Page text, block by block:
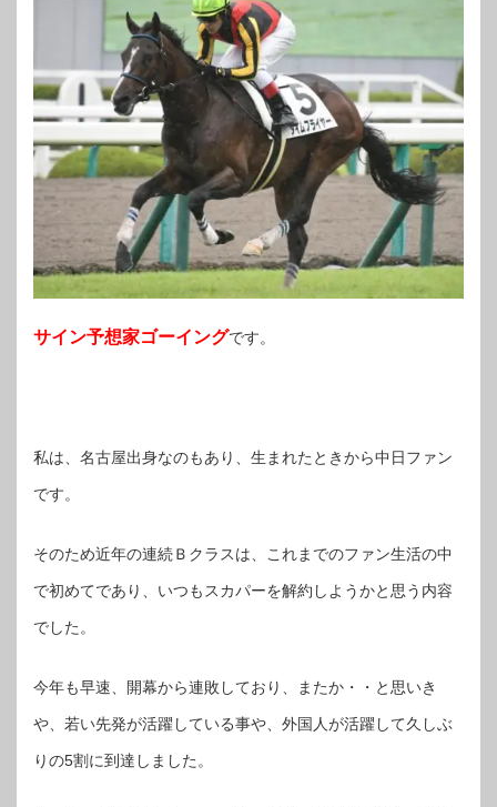
サイン予想家ゴーイングです。
私は、名古屋出身なのもあり、生まれたときから中日ファン
です。
そのため近年の連続Ｂクラスは、これまでのファン生活の中
で初めてであり、いつもスカパーを解約しようかと思う内容
でした。
今年も早速、開幕から連敗しており、またか・・と思いき
や、若い先発が活躍している事や、外国人が活躍して久しぶ
りの5割に到達しました。